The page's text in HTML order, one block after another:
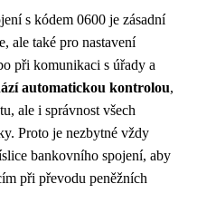
s kódem 0600 je zásadní
ale také pro nastavení
při komunikaci s úřady a
automatickou kontrolou,
ale i správnost všech
Proto je nezbytné vždy
bankovního spojení, aby
při převodu peněžních